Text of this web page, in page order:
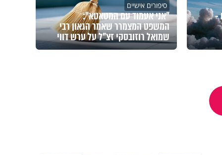
-
סיפורים אישיים
"אני אעמוד עם המטאטא":
המשפט המצמרר שאמר הגאון רבי
שמואל רוזובסקי זצ"ל על ערש דווי